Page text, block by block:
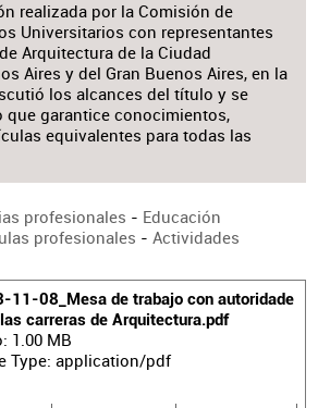
realizada por la Comisión de
Universitarios con representantes
Arquitectura de la Ciudad
Aires y del Gran Buenos Aires, en la
los alcances del título y se
que garantice conocimientos,
equivalentes para todas las
profesionales - Educación
profesionales - Actividades
11-08_Mesa de trabajo con autoridade
carreras de Arquitectura.pdf
1.00 MB
Type: application/pdf